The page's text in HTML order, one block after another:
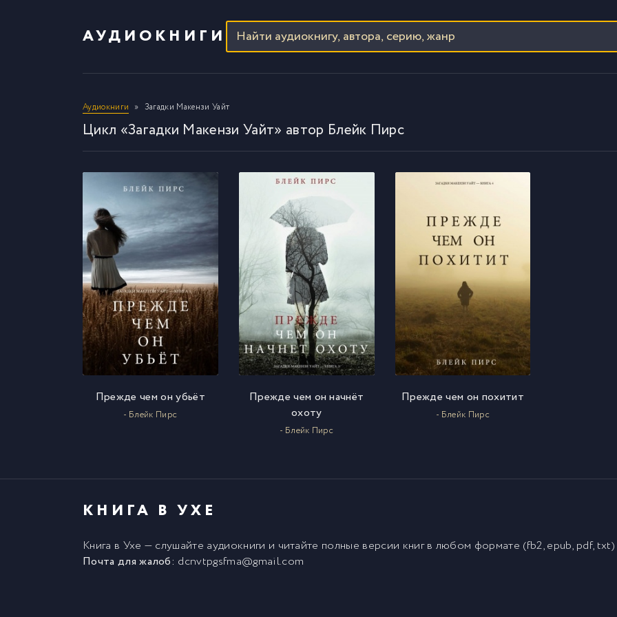
АУДИОКНИГИ
Аудиокниги Загадки Макензи Уайт
Цикл «Загадки Макензи Уайт» автор Блейк Пирс
Прежде чем он убьёт
- Блейк Пирс
Прежде чем он начнёт
охоту
- Блейк Пирс
Прежде чем он похитит
- Блейк Пирс
КНИГА В УХЕ
Книга в Ухе — слушайте аудиокниги и читайте полные версии книгв любом формате (fb2, epub, pdf,
Почта для жалоб: dcnvtpgsfma@gmail.com